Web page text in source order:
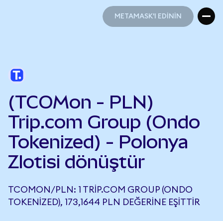
METAMASK'I EDİNİN
(TCOMon - PLN)
Trip.com Group (Ondo
Tokenized) - Polonya
Zlotisi dönüştür
TCOMON/PLN: 1 TRIP.COM GROUP (ONDO
TOKENIZED), 173,1644 PLN DEĞERINE EŞITTIR